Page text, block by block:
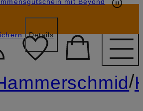
Details
/